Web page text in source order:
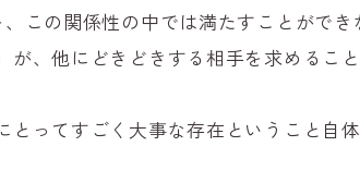
この関係性の中では満たすことができ
が、他にどきどきする相手を求めること
とってすごく大事な存在ということ自